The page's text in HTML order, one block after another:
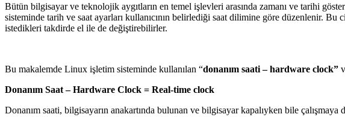
Bütün bilgisayar ve teknolojik aygıtların en temel işlevleri arasında zamanı ve tarihi
sisteminde tarih ve saat ayarları kullanıcının belirlediği saat dilimine göre düzenlenir.
istedikleri takdirde el ile de değiştirebilirler.
Bu makalemde Linux işletim sisteminde kullanılan “donanım saati – hardware clock”
Donanım Saat – Hardware Clock = Real-time clock
Donanım saati, bilgisayarın anakartında bulunan ve bilgisayar kapalıyken bile